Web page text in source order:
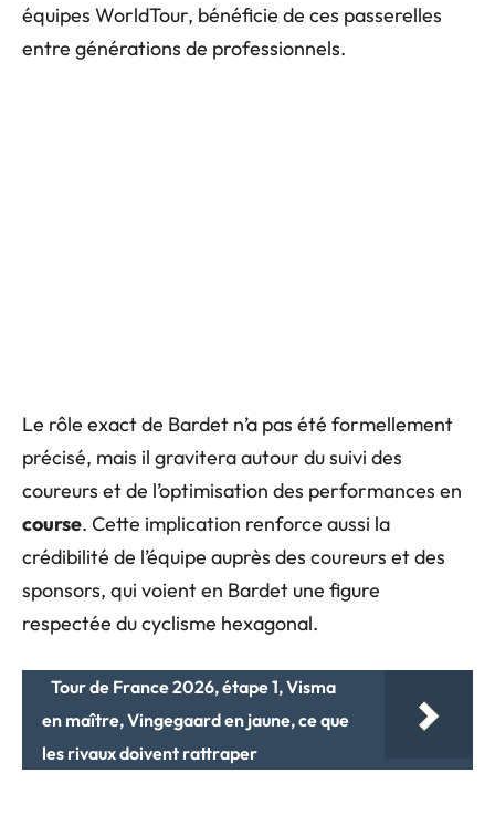
équipes WorldTour, bénéficie de ces passerelles
entre générations de professionnels.
Le rôle exact de Bardet n’a pas été formellement
précisé, mais il gravitera autour du suivi des
coureurs et de l’optimisation des performances en
course. Cette implication renforce aussi la
crédibilité de l’équipe auprès des coureurs et des
sponsors, qui voient en Bardet une figure
respectée du cyclisme hexagonal.
Tour de France 2026, étape 1, Visma
en maître, Vingegaard en jaune, ce que
les rivaux doivent rattraper